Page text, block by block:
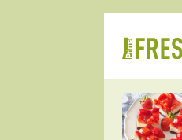
RYCHLOVKY